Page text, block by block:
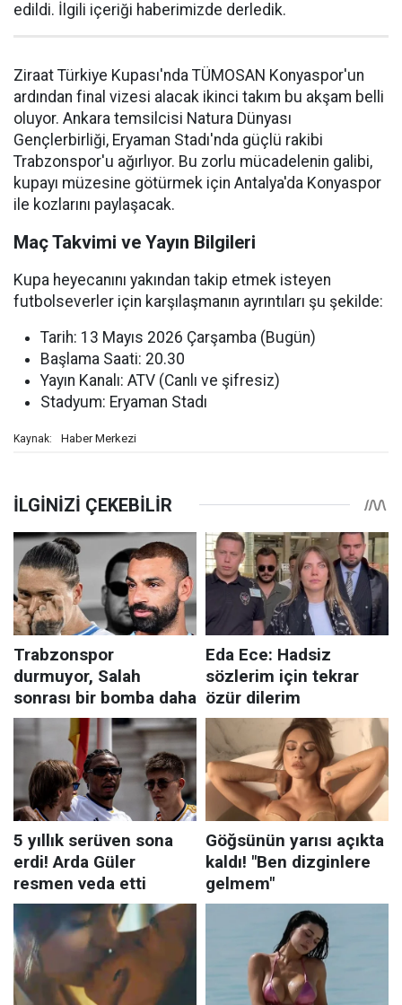
edildi. İlgili içeriği haberimizde derledik.
Ziraat Türkiye Kupası'nda TÜMOSAN Konyaspor'un
ardından final vizesi alacak ikinci takım bu akşam belli
oluyor. Ankara temsilcisi Natura Dünyası
Gençlerbirliği, Eryaman Stadı'nda güçlü rakibi
Trabzonspor'u ağırlıyor. Bu zorlu mücadelenin galibi,
kupayı müzesine götürmek için Antalya'da Konyaspor
ile kozlarını paylaşacak.
Maç Takvimi ve Yayın Bilgileri
Kupa heyecanını yakından takip etmek isteyen
futbolseverler için karşılaşmanın ayrıntıları şu şekilde:
Tarih: 13 Mayıs 2026 Çarşamba (Bugün)
Başlama Saati: 20.30
Yayın Kanalı: ATV (Canlı ve şifresiz)
Stadyum: Eryaman Stadı
Kaynak: Haber Merkezi